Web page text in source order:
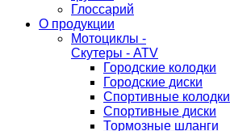
Глоссарий
О продукции
Мотоциклы -
Скутеры - ATV
Городские колодки
Городские диски
Спортивные колодки
Спортивные диски
Тормозные шланги